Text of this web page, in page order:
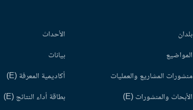
بلدان
المواضيع
منشورات المشاريع والعمليات
الأبحاث والمنشورات (E)
الأحداث
بيانات
أكاديمية المعرفة (E)
بطاقة أداء النتائج (E)